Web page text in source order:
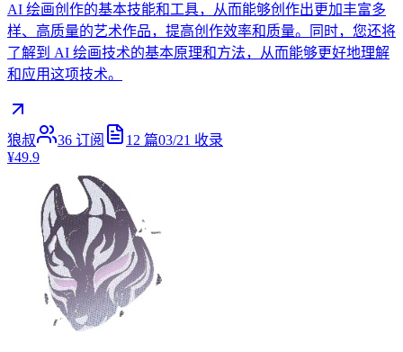
AI 绘画创作的基本技能和工具，从而能够创作出更加丰富多
样、高质量的艺术作品，提高创作效率和质量。同时，您还将
了解到 AI 绘画技术的基本原理和方法，从而能够更好地理解
和应用这项技术。
狼叔 36 订阅 12 篇03/21 收录
¥49.9